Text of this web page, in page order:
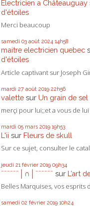
Électricien a Châteauguay
d'étoiles
Merci beaucoup
samedi 03 août 2024 14h58
maitre electricien quebec
d'étoiles
Article captivant sur Joseph
mardi 27 août 2019 22h56
valette sur Un grain de
merçi pour lui;;et a vous de
mardi 05 mars 2019 19h53
L'ii sur Fleurs de skull
Sur ce sujet, consulter le
jeudi 21 février 2019 09h34
ˉˉˉˉˉˉ│∩│ˉˉˉˉˉˉ sur L’art
Belles Marquises, vos esprits
samedi 02 février 2019 10h24